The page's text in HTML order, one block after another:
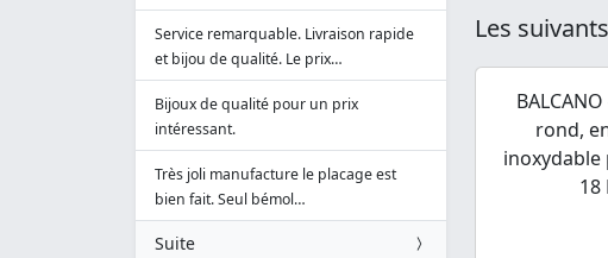
Service remarquable. Livraison rapide
et bijou de qualité. Le prix…
Bijoux de qualité pour un prix
intéressant.
Très joli manufacture le placage est
bien fait. Seul bémol…
Suite
Les
rond,
18